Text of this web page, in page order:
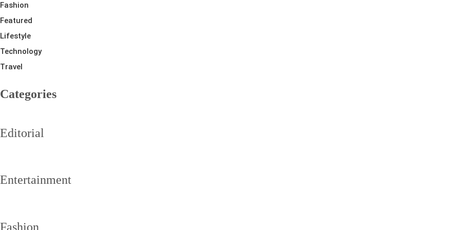
Fashion
Featured
Lifestyle
Technology
Travel
Categories
Editorial
Entertainment
Fashion